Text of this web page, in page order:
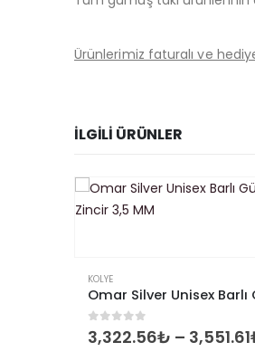
Ürünlerimiz faturalı ve
İLGILI ÜRÜNLER
Bu ürünün birden fazla varyasyonu var. Seçenekler ürün sayfasından seçilebilir
KOLYE
0 out of 5
3,322.56₺ – 3,551.61